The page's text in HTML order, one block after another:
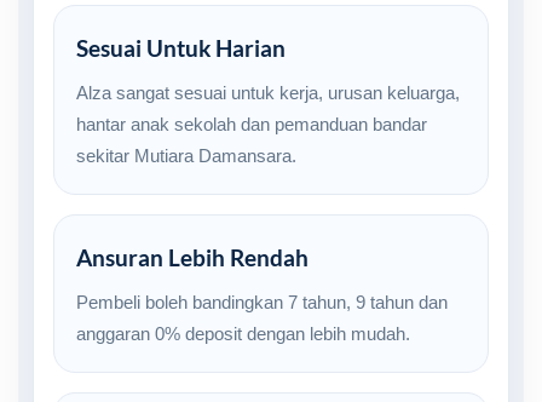
Sesuai Untuk Harian
Alza sangat sesuai untuk kerja, urusan keluarga,
hantar anak sekolah dan pemanduan bandar
sekitar Mutiara Damansara.
Ansuran Lebih Rendah
Pembeli boleh bandingkan 7 tahun, 9 tahun dan
anggaran 0% deposit dengan lebih mudah.